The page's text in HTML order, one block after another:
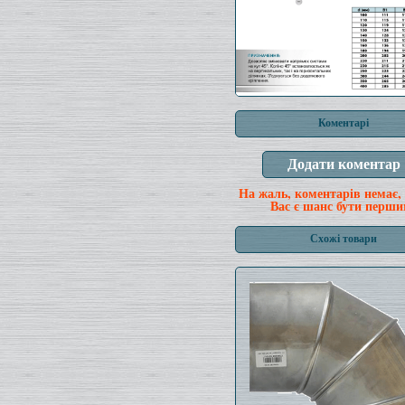
Коментарі
На жаль, коментарів немає,
Вас є шанс бути
Схожі товари